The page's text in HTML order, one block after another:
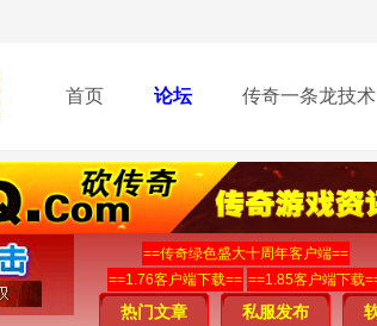
首页 论坛 传奇一条龙技术